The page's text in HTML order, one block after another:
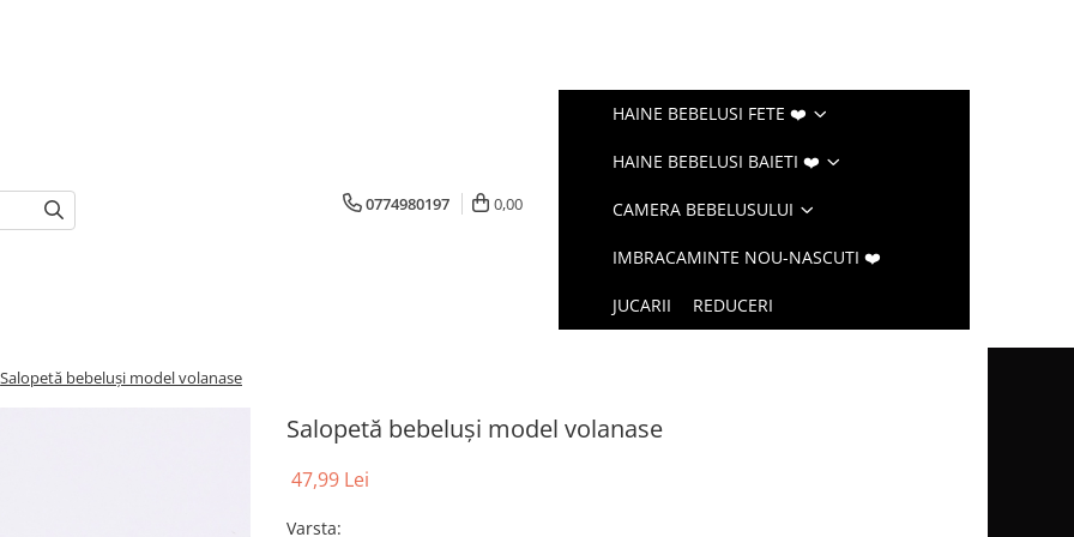
0774980197 0,00
HAINE BEBELUSI FETE ❤️
HAINE BEBELUSI BAIETI ❤️
CAMERA BEBELUSULUI
IMBRACAMINTE NOU-NASCUTI ❤️
JUCARII REDUCERI
Salopetă bebeluși model volanase
Salopetă bebeluși model volanase
47,99 Lei
Varsta: